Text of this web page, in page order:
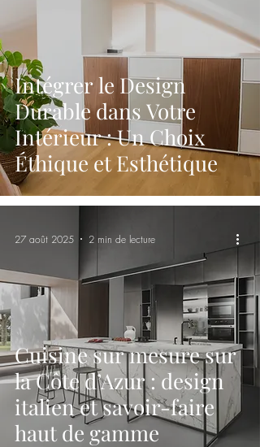
Intégrer le Design
Durable dans Votre
Intérieur : Un Choix
Éthique et Esthétique
Cuisine sur mesure sur
la Côte d’Azur : design
italien et savoir-faire
haut de gamme
27 août 2025 2 min de lecture